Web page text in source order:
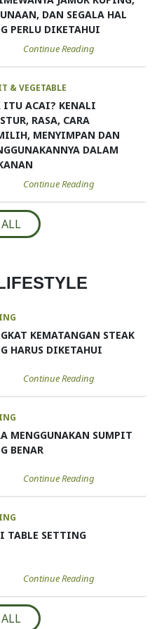
DAN SEGALA HAL
PERLU DIKETAHUI
Continue Reading
& VEGETABLE
ITU ACAI? KENALI
RASA, CARA
MENYIMPAN DAN
DALAM
Continue Reading
KEMATANGAN STEAK
HARUS DIKETAHUI
Continue Reading
MENGGUNAKAN SUMPIT
BENAR
Continue Reading
TABLE SETTING
Continue Reading